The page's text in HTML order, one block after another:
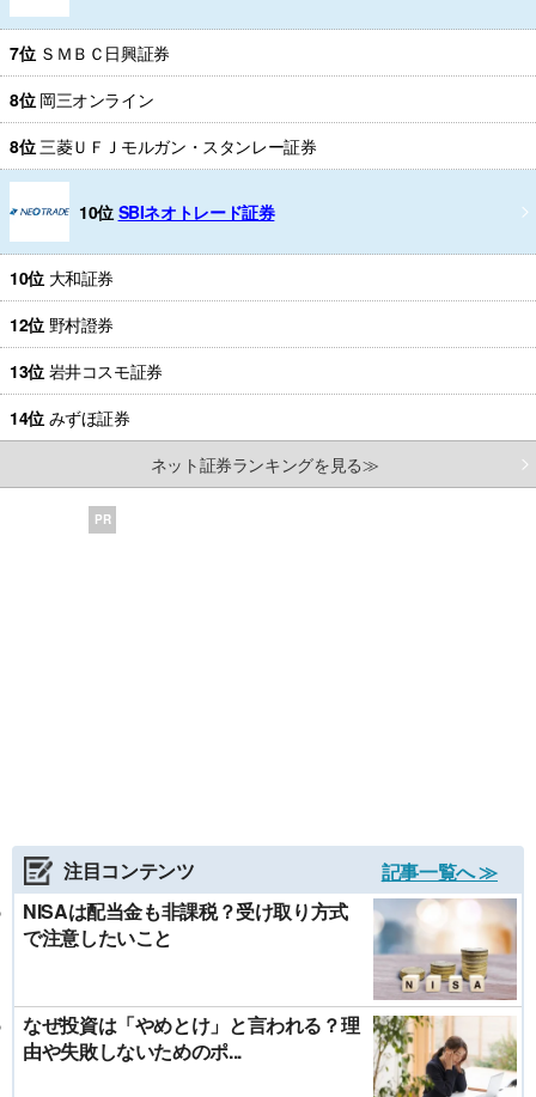
7位 ＳＭＢＣ日興証券
8位 岡三オンライン
8位 三菱ＵＦＪモルガン・スタンレー証券
10位 SBIネオトレード証券
10位 大和証券
12位 野村證券
13位 岩井コスモ証券
14位 みずほ証券
ネット証券ランキングを見る≫
PR
注目コンテンツ
記事一覧へ ≫
NISAは配当金も非課税？受け取り方式
で注意したいこと
なぜ投資は「やめとけ」と言われる？理
由や失敗しないためのポ...